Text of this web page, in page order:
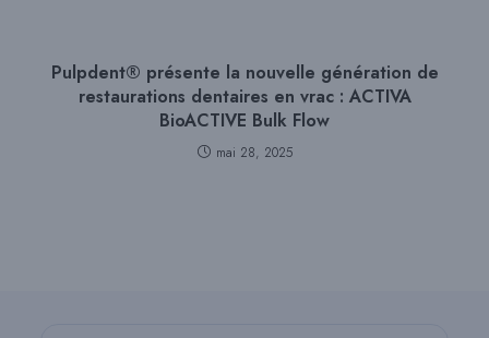
Pulpdent® présente la nouvelle génération de
restaurations dentaires en vrac : ACTIVA
BioACTIVE Bulk Flow
mai 28, 2025